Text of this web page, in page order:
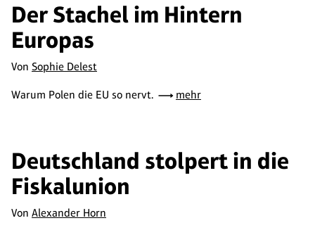
Der Stachel im Hintern
Europas
Von Sophie Delest
Warum Polen die EU so nervt. mehr
Deutschland stolpert in die
Fiskalunion
Von Alexander Horn